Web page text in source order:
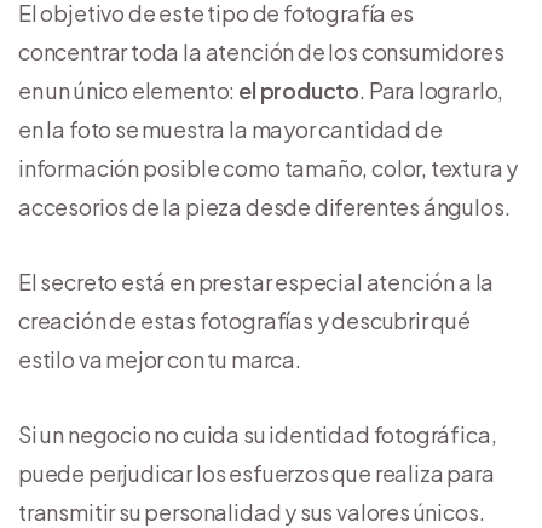
El objetivo de este tipo de fotografía es
concentrar toda la atención de los consumidores
en un único elemento: el producto. Para lograrlo,
en la foto se muestra la mayor cantidad de
información posible como tamaño, color, textura y
accesorios de la pieza desde diferentes ángulos.
El secreto está en prestar especial atención a la
creación de estas fotografías y descubrir qué
estilo va mejor con tu marca.
Si un negocio no cuida su identidad fotográfica,
puede perjudicar los esfuerzos que realiza para
transmitir su personalidad y sus valores únicos.